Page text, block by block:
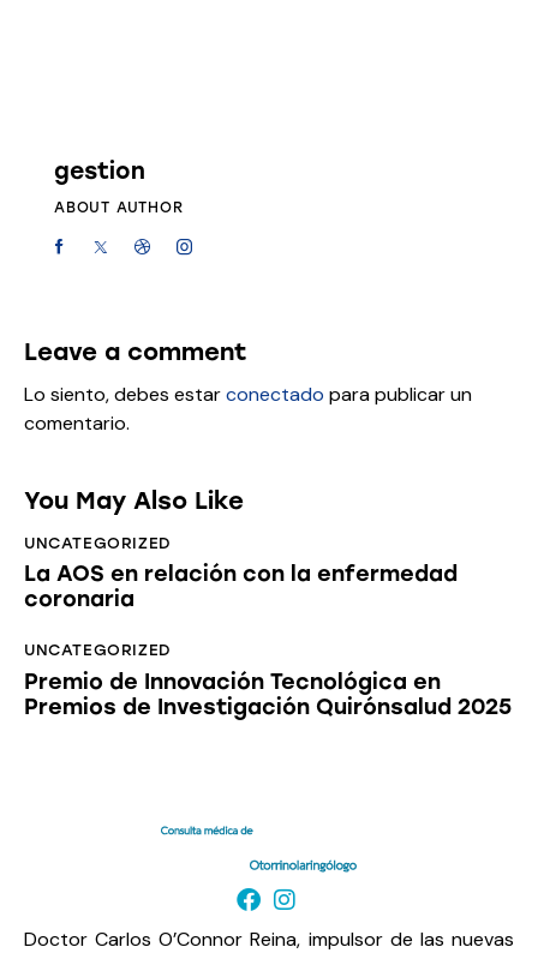
gestion
ABOUT AUTHOR
Leave a comment
Lo siento, debes estarconectado para publicar un
comentario.
You May Also Like
UNCATEGORIZED
La AOS en relación con la enfermedad
coronaria
UNCATEGORIZED
Premio de Innovación Tecnológica en
Premios de Investigación Quirónsalud 2025
Doctor Carlos O’Connor Reina, impulsor de las nuevas